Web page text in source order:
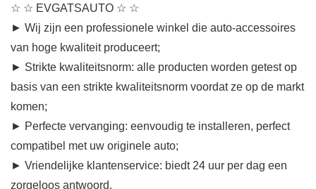
☆ ☆ EVGATSAUTO ☆ ☆
► Wij zijn een professionele winkel die auto-accessoires
van hoge kwaliteit produceert;
► Strikte kwaliteitsnorm: alle producten worden getest op
basis van een strikte kwaliteitsnorm voordat ze op de markt
komen;
► Perfecte vervanging: eenvoudig te installeren, perfect
compatibel met uw originele auto;
► Vriendelijke klantenservice: biedt 24 uur per dag een
zorgeloos antwoord.